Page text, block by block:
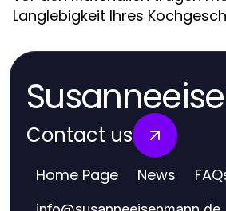
Langlebigkeit Ihres
Contact us
Home Page News